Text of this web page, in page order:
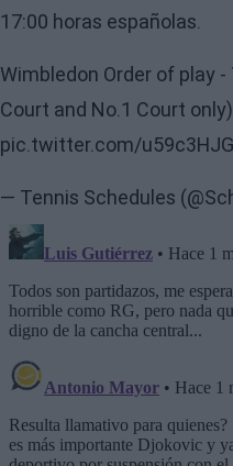
17:00 horas españolas.
Wimbledon Order of play
Court and No.1 Court only)
pic.twitter.com/
— Tennis Schedules